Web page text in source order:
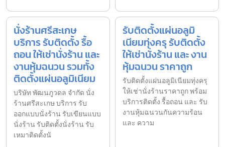
นั่งร้านศรีสะเกษ
บริการ รับติดตั้ง รื้อ
ถอน ให้เช่านั่งร้าน และ
งานหุ้มฉนวน รวมทั้ง
ติดตั้งแผ่นอลูมิเนียม
บริษัท พัฒนภูวดล จำกัด นั่ง
ร้านศรีสะเกษ บริการ รับ
ออกแบบนั่งร้าน รับเขียนแบบ
นั่งร้าน รับติดตั้งนั่งร้าน รับ
เหมาติดตั้งนั
รับติดตั้งแผ่นอลูมิ
เนียมทุ่งครุ รับติดตั้ง
ให้เช่านั่งร้าน และ งาน
หุ้มฉนวน ราคาถูก
รับติดตั้งแผ่นอลูมิเนียมทุ่งครุ
ให้เช่านั่งร้านราคาถูก พร้อม
บริการติดตั้ง รื้อถอน และ รับ
งานหุ้มฉนวนกันความร้อน
และ ความ